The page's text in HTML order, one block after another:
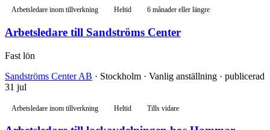
Arbetsledare inom tillverkning Heltid 6 månader eller längre
Arbetsledare till Sandströms Center
Fast lön
Sandströms Center AB · Stockholm · Vanlig anställning · publicerad
31 jul
Arbetsledare inom tillverkning Heltid Tills vidare